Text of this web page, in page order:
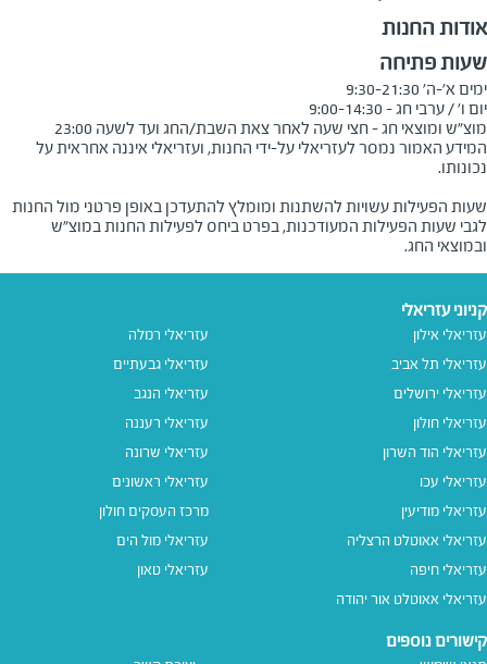
אודות החנות
שעות פתיחה
מוצ"ש ומוצאי חג - חצי שעה לאחר צאת השבת/החג ועד לשעה 23:00
המידע האמור נמסר לעזריאלי על-ידי החנות, ועזריאלי איננה אחראית על
שעות הפעילות עשויות להשתנות ומומלץ להתעדכן באופן פרטני מול החנות
לגבי שעות הפעילות המעודכנות, בפרט ביחס לפעילות החנות במוצ"ש
ובמוצאי החג.
קניוני עזריאלי
עזריאלי אילון
עזריאלי תל אביב
עזריאלי ירושלים
עזריאלי חולון
עזריאלי הוד השרון
עזריאלי עכו
עזריאלי מודיעין
עזריאלי אאוטלט הרצליה
עזריאלי חיפה
עזריאלי אאוטלט אור יהודה
עזריאלי רמלה
עזריאלי גבעתיים
עזריאלי הנגב
עזריאלי רעננה
עזריאלי שרונה
עזריאלי ראשונים
מרכז העסקים חולון
עזריאלי מול הים
עזריאלי טאון
קישורים נוספים